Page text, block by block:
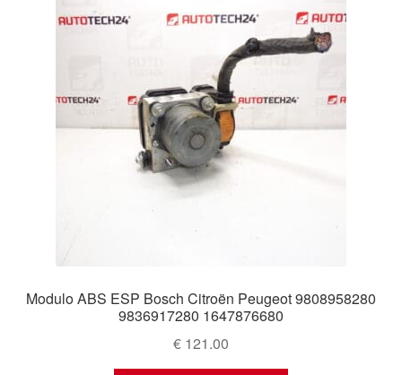
Procedura di Reclamo
Rimostranza
Spedizione in tutto il mondo
Modulo ABS ESP Bosch Citroën Peugeot 9808958280
9836917280 1647876680
€ 121.00